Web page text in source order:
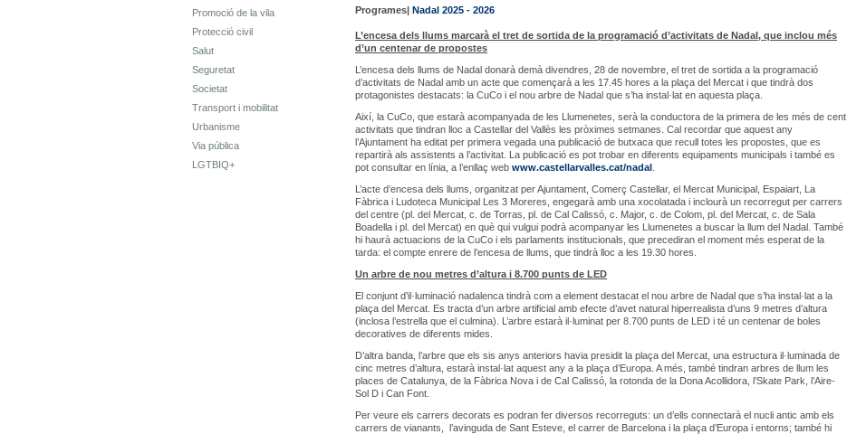
Promoció de la vila
Protecció civil
Salut
Seguretat
Societat
Transport i mobilitat
Urbanisme
Via pública
LGTBIQ+
Programes| Nadal 2025 - 2026
L’encesa dels llums marcarà el tret de sortida de la programació d’activitats de Nadal, que inclou més
d’un centenar de propostes
L’encesa dels llums de Nadal donarà demà divendres, 28 de novembre, el tret de sortida a la programació
d’activitats de Nadal amb un acte que començarà a les 17.45 hores a la plaça del Mercat i que tindrà dos
protagonistes destacats: la CuCo i el nou arbre de Nadal que s’ha instal·lat en aquesta plaça.
Així, la CuCo, que estarà acompanyada de les Llumenetes, serà la conductora de la primera de les més de cent
activitats que tindran lloc a Castellar del Vallès les pròximes setmanes. Cal recordar que aquest any
l’Ajuntament ha editat per primera vegada una publicació de butxaca que recull totes les propostes, que es
repartirà als assistents a l’activitat. La publicació es pot trobar en diferents equipaments municipals i també es
pot consultar en línia, a l’enllaç web www.castellarvalles.cat/nadal
L’acte d’encesa dels llums, organitzat per Ajuntament, Comerç Castellar, el Mercat Municipal, Espaiart, La
Fàbrica i Ludoteca Municipal Les 3 Moreres, engegarà amb una xocolatada i inclourà un recorregut per carrers
del centre (pl. del Mercat, c. de Torras, pl. de Cal Calissó, c. Major, c. de Colom, pl. del Mercat, c. de Sala
Boadella i pl. del Mercat) en què qui vulgui podrà acompanyar les Llumenetes a buscar la llum del Nadal. També
hi haurà actuacions de la CuCo i els parlaments institucionals, que precediran el moment més esperat de la
tarda: el compte enrere de l’encesa de llums, que tindrà lloc a les 19.30 hores.
Un arbre de nou metres d’altura i 8.700 punts de LED
El conjunt d’il·luminació nadalenca tindrà com a element destacat el nou arbre de Nadal que s’ha instal·lat a la
plaça del Mercat. Es tracta d’un arbre artificial amb efecte d’avet natural hiperrealista d’uns 9 metres d’altura
(inclosa l’estrella que el culmina). L’arbre estarà il·luminat per 8.700 punts de LED i té un centenar de boles
decoratives de diferents mides.
D’altra banda, l’arbre que els sis anys anteriors havia presidit la plaça del Mercat, una estructura il·luminada de
cinc metres d’altura, estarà instal·lat aquest any a la plaça d’Europa. A més, també tindran arbres de llum les
places de Catalunya, de la Fàbrica Nova i de Cal Calissó, la rotonda de la Dona Acollidora, l’Skate Park, l’Aire-
Sol D i Can Font.
Per veure els carrers decorats es podran fer diversos recorreguts: un d’ells connectarà el nucli antic amb els
carrers de vianants, l’avinguda de Sant Esteve, el carrer de Barcelona i la plaça d’Europa i entorns; també hi